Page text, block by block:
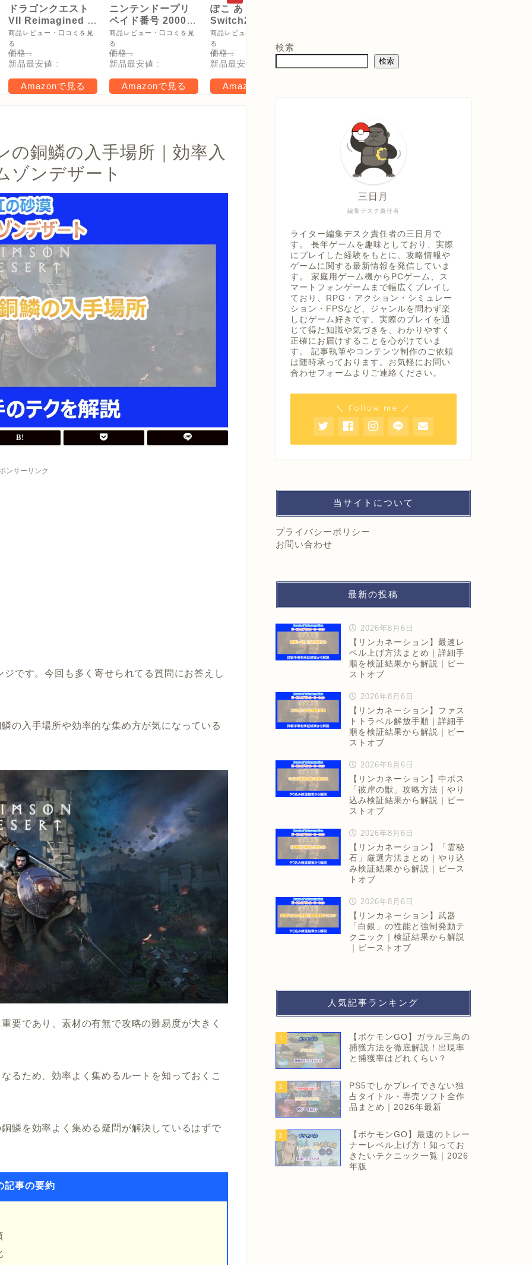
ドラゴンクエスト
VII Reimagined -
Switch2
商品レビュー・口コミを見
る
価格 :
新品最安値 :
Amazonで見る
ニンテンドープリ
ペイド番号 2000
円|オンラインコー
ド版
商品レビュー・口コミを見
る
価格 :
新品最安値 :
Amazonで見る
ぽこ あ ポケモン -
Switch2
【Amazon.co.jpオ
リジナル特典】メ
タモン型木製トレ
ー(サイズ約直径
16cm) 同梱 & デジ
タル特典 家具「ひ
商品レビュー・口コミを見
る
価格 :
新品最安値 :
Amazonで見る
価格 :
の銅鱗の入手場所｜効率入
ゾンデザート
ンサーリンク
です。今回も多く寄せられてる質問にお答えし
の入手場所や効率的な集め方が気になっている
要であり、素材の有無で攻略の難易度が大きく
るため、効率よく集めるルートを知っておくこ
鱗を効率よく集める疑問が解決しているはずで
記事の要約
検索
検索
編集デスク責任者
三日月
ライター編集デスク責任者の三日月で
す。 長年ゲームを趣味としており、実際
にプレイした経験をもとに、攻略情報や
ゲームに関する最新情報を発信していま
す。 家庭用ゲーム機からPCゲーム、ス
マートフォンゲームまで幅広くプレイし
ており、RPG・アクション・シミュレー
ション・FPSなど、ジャンルを問わず楽
しむゲーム好きです。実際のプレイを通
じて得た知識や気づきを、わかりやすく
正確にお届けすることを心がけていま
す。 記事執筆やコンテンツ制作のご依頼
は随時承っております。お気軽にお問い
合わせフォームよりご連絡ください。
＼ Follow me ／
当サイトについて
プライバシーポリシー
お問い合わせ
最新の投稿
2026年8月6日
【リンカネーション】最速レ
ベル上げ方法まとめ｜詳細手
順を検証結果から解説｜ビー
ストオブ
2026年8月6日
【リンカネーション】ファス
トトラベル解放手順｜詳細手
順を検証結果から解説｜ビー
ストオブ
2026年8月6日
【リンカネーション】中ボス
「彼岸の獣」攻略方法｜やり
込み検証結果から解説｜ビー
ストオブ
2026年8月6日
【リンカネーション】「霊秘
石」厳選方法まとめ｜やり込
み検証結果から解説｜ビース
トオブ
2026年8月6日
【リンカネーション】武器
「白銀」の性能と強制発動テ
クニック｜検証結果から解説
｜ビーストオブ
人気記事ランキング
1
【ポケモンGO】ガラル三鳥の
捕獲方法を徹底解説！出現率
と捕獲率はどれくらい？
2
PS5でしかプレイできない独
占タイトル・専売ソフト全作
品まとめ｜2026年最新
3
【ポケモンGO】最速のトレー
ナーレベル上げ方！知ってお
きたいテクニック一覧｜2026
年版